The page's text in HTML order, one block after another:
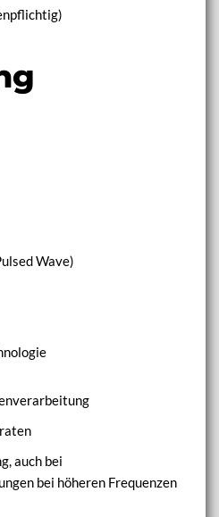
Wave)
auch bei
bei höheren Frequenzen